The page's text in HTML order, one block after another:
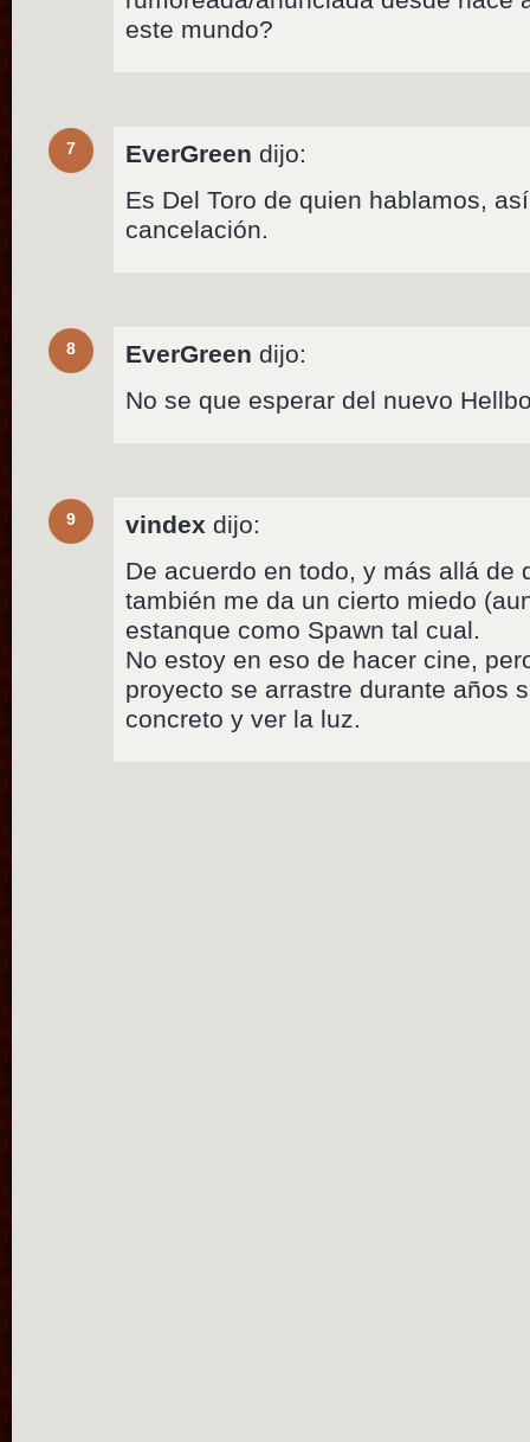
este mundo?
7 EverGreen dijo:
Es Del Toro de quien hablamos,
cancelación.
8 EverGreen dijo:
No se que esperar del nuevo
9 vindex dijo:
De acuerdo en todo, y más allá de
también me da un cierto miedo
estanque como Spawn tal cual.
No estoy en eso de hacer cine,
proyecto se arrastre durante años
concreto y ver la luz.